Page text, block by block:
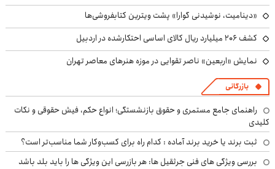
«دینامیت، نوشیدنی گوارا» پشت ویترین کتابفروشی‌ها
کشف ۲۰۶ میلیارد ریال کالای اساسی احتکارشده در اردبیل
نمایش «اربعین» ناصر تقوایی در موزه هنرهای معاصر تهران
بازرگانی
راهنمای جامع مستمری و حقوق بازنشستگی؛ انواع حکم، فیش حقوقی و نکات
کلیدی
ثبت برند یا خرید برند آماده : کدام راه برای کسب‌وکار شما مناسب‌تر است؟
بررسی ویژگی های فنی جرثقیل ها: هر بازرسی این ویژگی ها را باید بلد باشد